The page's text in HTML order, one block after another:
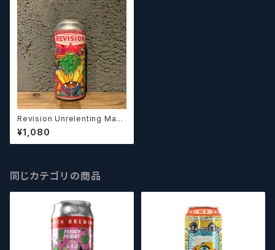
Revision Unrelenting Maui
stil / アンリレンティング マウイ
スティリ【クラフトビール】
¥1,080
同じカテゴリの商品